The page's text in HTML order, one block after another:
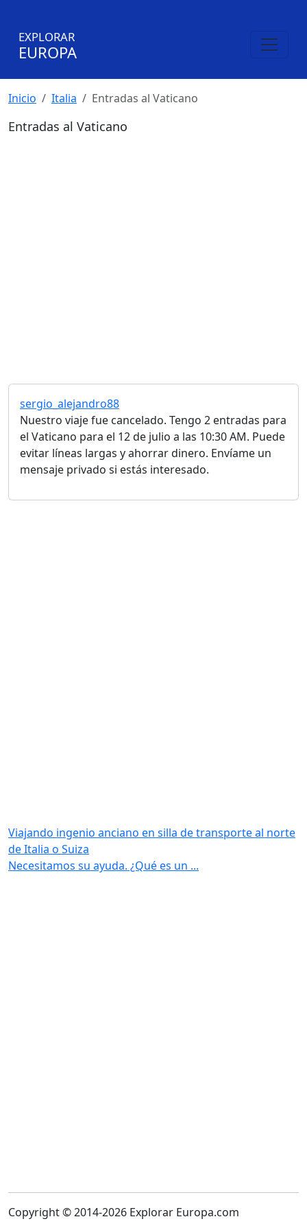
EXPLORAR
EUROPA
Inicio Italia Entradas al Vaticano
Entradas al Vaticano
sergio_alejandro88
Nuestro viaje fue cancelado. Tengo 2 entradas para
el Vaticano para el 12 de julio a las 10:30 AM. Puede
evitar líneas largas y ahorrar dinero. Envíame un
mensaje privado si estás interesado.
Viajando ingenio anciano en silla de transporte al norte
de Italia o Suiza
Necesitamos su ayuda. ¿Qué es un ...
Copyright © 2014-2026 Explorar Europa.com